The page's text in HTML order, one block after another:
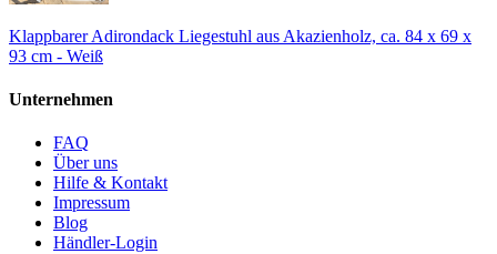
Klappbarer Adirondack Liegestuhl aus Akazienholz, ca. 84 x 69 x
93 cm - Weiß
Unternehmen
FAQ
Über uns
Hilfe & Kontakt
Impressum
Blog
Händler-Login